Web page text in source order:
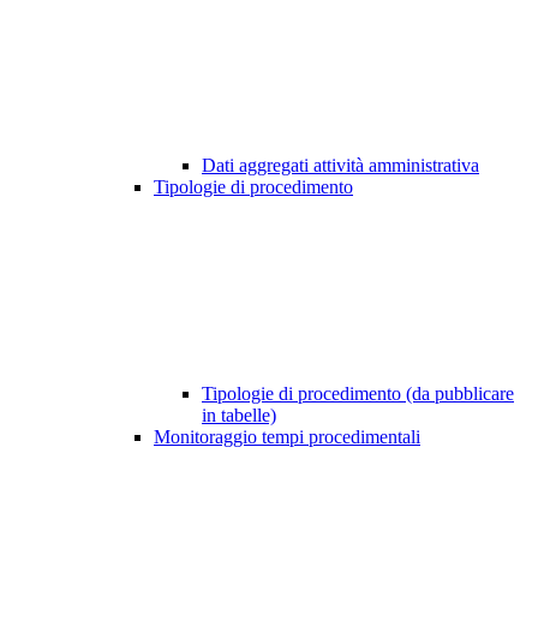
Dati aggregati attività amministrativa
Tipologie di procedimento
Tipologie di procedimento (da pubblicare
in tabelle)
Monitoraggio tempi procedimentali